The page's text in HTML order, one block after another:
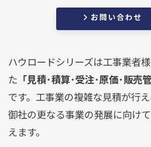
お問い合わせ
ハウロードシリーズは工事業者
た 「見積･積算･受注･原価･販売
です。工事業の複雑な見積が行え
御社の更なる事業の発展に向け
えます。